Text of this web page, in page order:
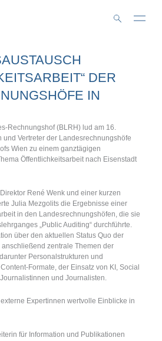
DER
IN
Rechnungshof (BLRH) lud am 16.
und Vertreter der Landesrechnungshöfe
Wien zu einem ganztägigen
Öffentlichkeitsarbeit nach Eisenstadt
René Wenk und einer kurzen
Julia Mezgolits die Ergebnisse einer
in den Landesrechnungshöfen, die sie
„Public Auditing“ durchführte.
über den aktuellen Status Quo der
zentrale Themen der
Personalstrukturen und
Formate, der Einsatz von KI, Social
und Journalisten.
Expertinnen wertvolle Einblicke in
für Information und Publikationen